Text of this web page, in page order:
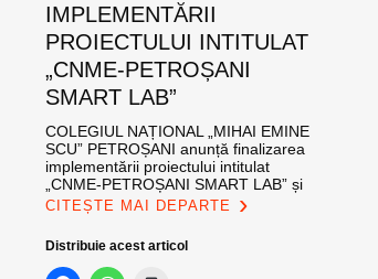
IMPLEMENTĂRII
PROIECTULUI INTITULAT
„CNME-PETROȘANI
SMART LAB”
COLEGIUL NAȚIONAL „MIHAI EMINE
SCU” PETROȘANI anunță finalizarea
implementării proiectului intitulat
„CNME-PETROȘANI SMART LAB” și
CITEȘTE MAI DEPARTE
Distribuie acest articol